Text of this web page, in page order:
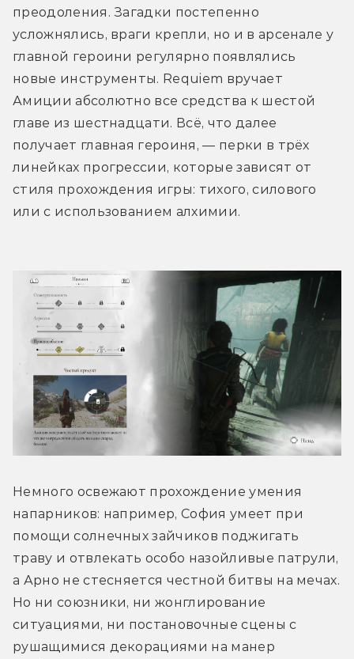
преодоления. Загадки постепенно
усложнялись, враги крепли, но и в арсенале у
главной героини регулярно появлялись
новые инструменты. Requiem вручает
Амиции абсолютно все средства к шестой
главе из шестнадцати. Всё, что далее
получает главная героиня, — перки в трёх
линейках прогрессии, которые зависят от
стиля прохождения игры: тихого, силового
или с использованием алхимии.
Немного освежают прохождение умения
напарников: например, София умеет при
помощи солнечных зайчиков поджигать
траву и отвлекать особо назойливые патрули,
а Арно не стесняется честной битвы на мечах.
Но ни союзники, ни жонглирование
ситуациями, ни постановочные сцены с
рушащимися декорациями на манер